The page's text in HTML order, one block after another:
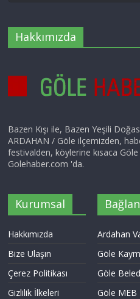
Hakkımızda
Bazen Kışı ile, Bazen Yeşili
ARDAHAN / Göle ilçemizden,
festivalden, köylerine kısaca
Golehaber.com 'da.
Kurumsal
Hakkımızda
Bize Ulaşın
Çerez Politikası
Gizlilik İlkeleri
Ardahan
Göle
Göle
Göle MEB